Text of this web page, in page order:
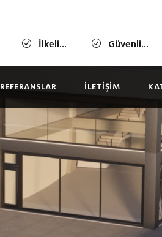
İlkeli... Güvenli...
REFERANSLAR İLETIŞIM